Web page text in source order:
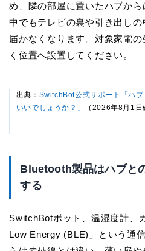
め、隣の部屋に置いたハブか
中でもテレビの裏や引き出し
届かなくなります。対象家電
く位置へ設置してください。
出典： SwitchBot公式サポート「ハ
いいでしょうか？」
（2026年8月1日
Bluetooth製品はハブと
する
SwitchBotボット、温湿度計、
Low Energy (BLE)」という通